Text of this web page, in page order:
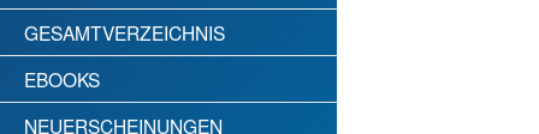
GESAMTVERZEICHNIS
EBOOKS
NEUERSCHEINUNGEN